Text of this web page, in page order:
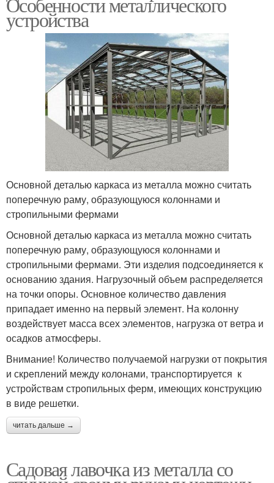
устройства
Основной деталью каркаса из металла можно считать
поперечную раму, образующуюся колоннами и
стропильными фермами
Основной деталью каркаса из металла можно считать
поперечную раму, образующуюся колоннами и
стропильными фермами. Эти изделия подсоединяется к
основанию здания. Нагрузочный объем распределяется
на точки опоры. Основное количество давления
припадает именно на первый элемент. На колонну
воздействует масса всех элементов, нагрузка от ветра и
осадков атмосферы.
Внимание! Количество получаемой нагрузки от покрытия
и скреплений между колонами, транспортируется к
устройствам стропильных ферм, имеющих конструкцию
в виде решетки.
читать дальше →
Садовая лавочка из металла со